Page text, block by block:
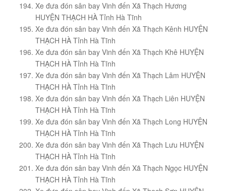
Xe đưa đón sân bay Vinh đến Xã Thạch Hương
HUYỆN THẠCH HÀ Tỉnh Hà Tĩnh
Xe đưa đón sân bay Vinh đến Xã Thạch Kênh HUYỆN
THẠCH HÀ Tỉnh Hà Tĩnh
Xe đưa đón sân bay Vinh đến Xã Thạch Khê HUYỆN
THẠCH HÀ Tỉnh Hà Tĩnh
Xe đưa đón sân bay Vinh đến Xã Thạch Lâm HUYỆN
THẠCH HÀ Tỉnh Hà Tĩnh
Xe đưa đón sân bay Vinh đến Xã Thạch Liên HUYỆN
THẠCH HÀ Tỉnh Hà Tĩnh
Xe đưa đón sân bay Vinh đến Xã Thạch Long HUYỆN
THẠCH HÀ Tỉnh Hà Tĩnh
Xe đưa đón sân bay Vinh đến Xã Thạch Lưu HUYỆN
THẠCH HÀ Tỉnh Hà Tĩnh
Xe đưa đón sân bay Vinh đến Xã Thạch Ngọc HUYỆN
THẠCH HÀ Tỉnh Hà Tĩnh